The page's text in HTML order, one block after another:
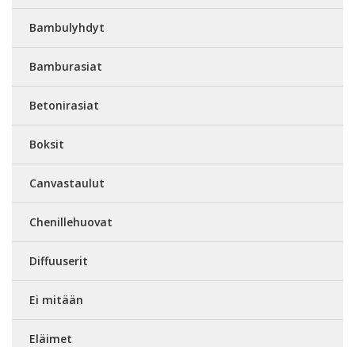
Bambulyhdyt
Bamburasiat
Betonirasiat
Boksit
Canvastaulut
Chenillehuovat
Diffuuserit
Ei mitään
Eläimet